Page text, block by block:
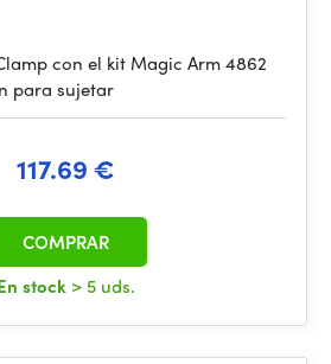
con el kit Magic Arm 4862
para sujetar
117.69 €
stock > 5 uds.
COMPRAR